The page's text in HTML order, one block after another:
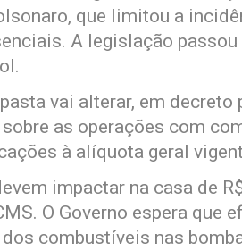
que limitou a
A legislação
vai alterar, em
as operações com
à alíquota geral
impactar na casa de
O Governo espera que
combustíveis nas